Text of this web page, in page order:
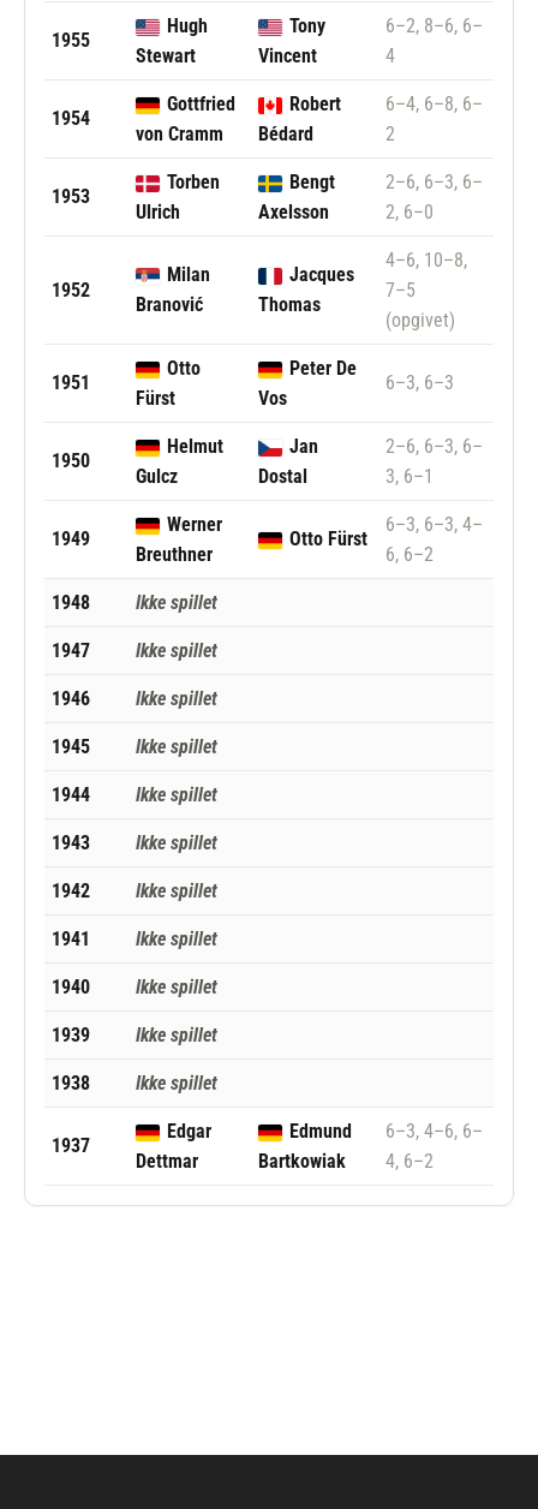
1955
Hugh
Stewart
Tony
Vincent
6–2, 8–6, 6–
4
1954
Gottfried
von Cramm
Robert
Bédard
6–4, 6–8, 6–
2
1953
Torben
Ulrich
Bengt
Axelsson
2–6, 6–3, 6–
2, 6–0
1952
Milan
Branović
Jacques
Thomas
4–6, 10–8,
7–5
(opgivet)
1951
Otto
Fürst
Peter De
Vos
6–3, 6–3
1950
Helmut
Gulcz
Jan
Dostal
2–6, 6–3, 6–
3, 6–1
1949
Werner
Breuthner
Otto Fürst
6–3, 6–3, 4–
6, 6–2
1948 Ikke spillet
1947 Ikke spillet
1946 Ikke spillet
1945 Ikke spillet
1944 Ikke spillet
1943 Ikke spillet
1942 Ikke spillet
1941 Ikke spillet
1940 Ikke spillet
1939 Ikke spillet
1938 Ikke spillet
1937
Edgar
Dettmar
Edmund
Bartkowiak
6–3, 4–6, 6–
4, 6–2